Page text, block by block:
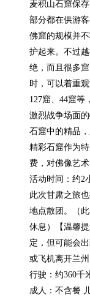
麦积山石窟保
部分都在供游
佛窟的规模并
护起来。不过
绝，而且很多
时，可以着重
127窟、44窟等
激烈战争场面
石窟中的精品
精彩石窟作为
费，对佛像艺
活动时间：约2
此次甘肃之旅
地点散团。（
休息）【温馨
定，但可能会
或飞机离开兰州
行驶：约360千
成人：不含餐